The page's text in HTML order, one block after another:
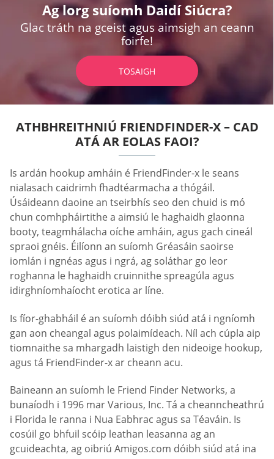
Ag lorg suíomh Daidí Siúcra?
Glac tráth na gceist agus aimsigh an ceann
foirfe!
TOSAIGH
ATHBHREITHNIÚ FRIENDFINDER-X – CAD
ATÁ AR EOLAS FAOI?
Is ardán hookup amháin é FriendFinder-x le seans
nialasach caidrimh fhadtéarmacha a thógáil.
Úsáideann daoine an tseirbhís seo den chuid is mó
chun comhpháirtithe a aimsiú le haghaidh glaonna
booty, teagmhálacha oíche amháin, agus gach cineál
spraoi gnéis. Éilíonn an suíomh Gréasáin saoirse
iomlán i ngnéas agus i ngrá, ag soláthar go leor
roghanna le haghaidh cruinnithe spreagúla agus
idirghníomhaíocht erotica ar líne.
Is fíor-ghabháil é an suíomh dóibh siúd atá i ngníomh
gan aon cheangal agus polaimídeach. Níl ach cúpla aip
tiomnaithe sa mhargadh laistigh den nideoige hookup,
agus tá FriendFinder-x ar cheann acu.
Baineann an suíomh le Friend Finder Networks, a
bunaíodh i 1996 mar Various, Inc. Tá a cheanncheathrú
i Florida le ranna i Nua Eabhrac agus sa Téaváin. Is
cosúil go bhfuil scóip leathan leasanna ag an
gcuideachta, ag oibriú Amigos.com dóibh siúd atá ina